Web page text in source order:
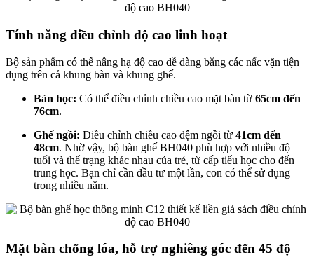
Tính năng điều chỉnh độ cao linh hoạt
Bộ sản phẩm có thể nâng hạ độ cao dễ dàng bằng các nấc vặn tiện
dụng trên cả khung bàn và khung ghế.
Bàn học: Có thể điều chỉnh chiều cao mặt bàn từ 65cm đến
76cm.
Ghế ngồi: Điều chỉnh chiều cao đệm ngồi từ 41cm đến
48cm. Nhờ vậy, bộ bàn ghế BH040 phù hợp với nhiều độ
tuổi và thể trạng khác nhau của trẻ, từ cấp tiểu học cho đến
trung học. Bạn chỉ cần đầu tư một lần, con có thể sử dụng
trong nhiều năm.
Mặt bàn chống lóa, hỗ trợ nghiêng góc đến 45 độ